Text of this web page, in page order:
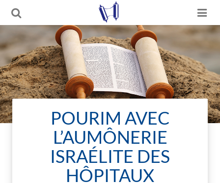
POURIM AVEC
L’AUMÔNERIE
ISRAÉLITE DES
HÔPITAUX